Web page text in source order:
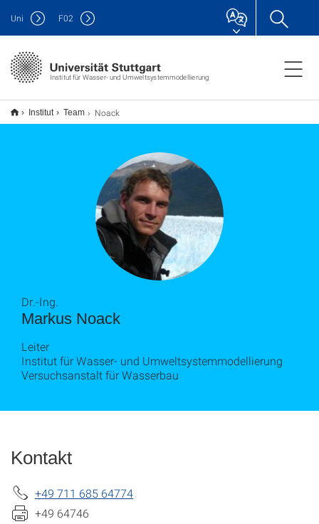
Institut für Wasser- und Umweltsystemmodellierung
Uni F02
Institut Team Noack
Markus Noack
Dr.-Ing.
Leiter
Institut für Wasser- und Umweltsystemmodellierung
Versuchsanstalt für Wasserbau
Kontakt
+49 711 685 64774
+49 64746